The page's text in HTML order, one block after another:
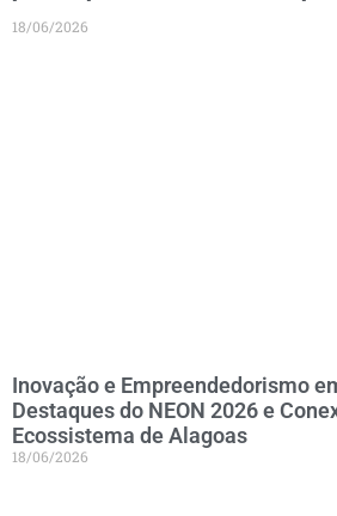
18/06/2026
Inovação e Empreendedorismo
Destaques do NEON 2026 e
Ecossistema de Alagoas
18/06/2026